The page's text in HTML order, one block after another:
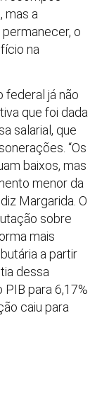
mas a
o
na
federal já não
que foi dada
salarial, que
“Os
baixos, mas
menor da
Margarida. O
sobre
mais
a partir
dessa
para 6,17%
caiu para